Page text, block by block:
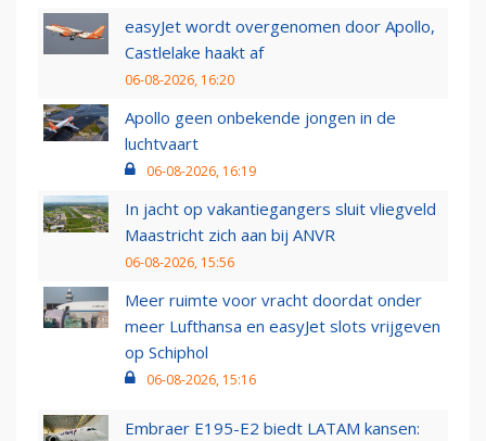
easyJet wordt overgenomen door Apollo,
Castlelake haakt af
06-08-2026, 16:20
Apollo geen onbekende jongen in de
luchtvaart
06-08-2026, 16:19
In jacht op vakantiegangers sluit vliegveld
Maastricht zich aan bij ANVR
06-08-2026, 15:56
Meer ruimte voor vracht doordat onder
meer Lufthansa en easyJet slots vrijgeven
op Schiphol
06-08-2026, 15:16
Embraer E195-E2 biedt LATAM kansen: